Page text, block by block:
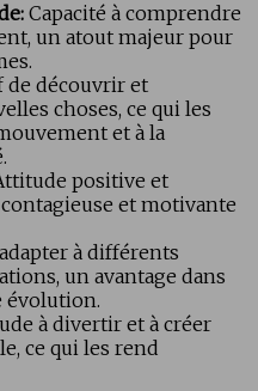
Capacité à comprendre
un atout majeur pour
de découvrir et
choses, ce qui les
et à la
positive et
et motivante
à différents
un avantage dans
évolution.
à divertir et à créer
ce qui les rend